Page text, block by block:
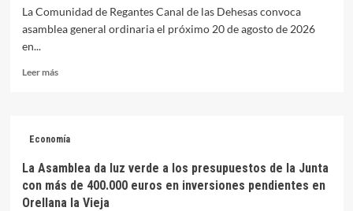
pesca
la
La Comunidad de Regantes Canal de las Dehesas convoca
asamblea general ordinaria el próximo 20 de agosto de 2026
en...
Leer másLeer
las
convoca
asamblea
general
Economía
La Asamblea da luz verde a los presupuestos de la Junta
con más de 400.000 euros en inversiones pendientes en
Orellana la Vieja